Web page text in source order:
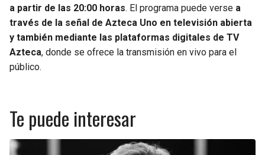
a partir de las 20:00 horas. El programa puede verse a
través de la señal de Azteca Uno en televisión abierta
y también mediante las plataformas digitales de TV
Azteca, donde se ofrece la transmisión en vivo para el
público.
Te puede interesar